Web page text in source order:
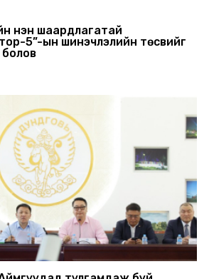
нэн шаардлагатай
5”-ын шинэчлэлийн төсвийг